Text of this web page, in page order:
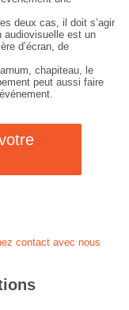
deux cas, il doit s’agir
audiovisuelle est un
d’écran, de
chapiteau, le
peut aussi faire
contact avec nous